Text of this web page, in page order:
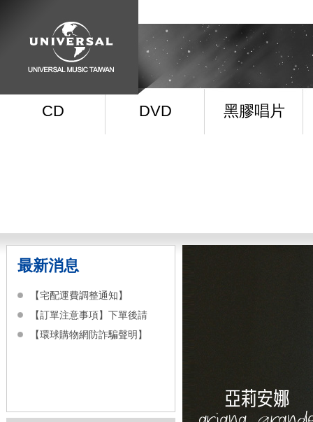
CD DVD 黑膠唱片
最新消息
【宅配運費調整通知】
【訂單注意事項】下單後請
【環球購物網防詐騙聲明】